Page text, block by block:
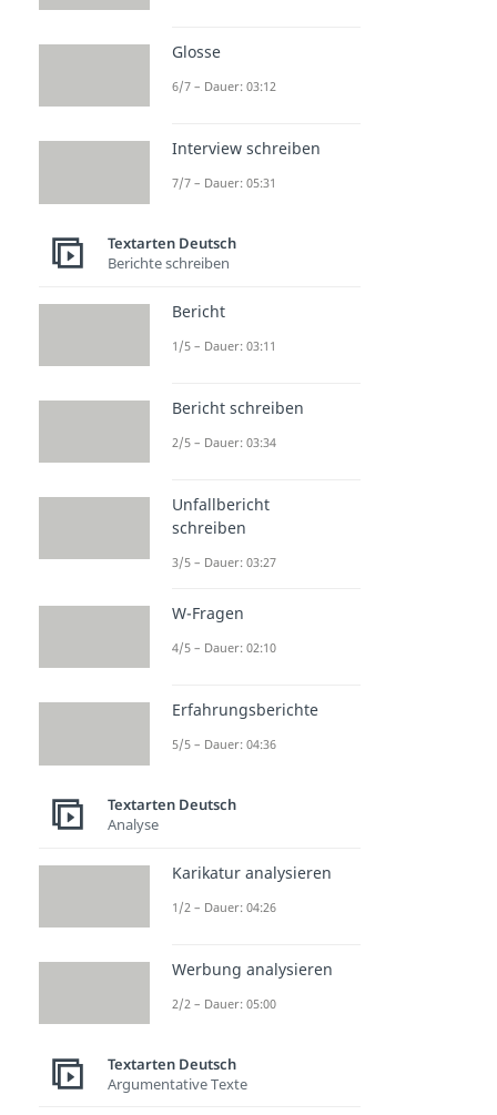
Glosse
6/7 – Dauer: 03:12
Interview schreiben
7/7 – Dauer: 05:31
Textarten Deutsch
Berichte schreiben
Bericht
1/5 – Dauer: 03:11
Bericht schreiben
2/5 – Dauer: 03:34
Unfallbericht
schreiben
3/5 – Dauer: 03:27
W-Fragen
4/5 – Dauer: 02:10
Erfahrungsberichte
5/5 – Dauer: 04:36
Textarten Deutsch
Analyse
Karikatur analysieren
1/2 – Dauer: 04:26
Werbung analysieren
2/2 – Dauer: 05:00
Textarten Deutsch
Argumentative Texte